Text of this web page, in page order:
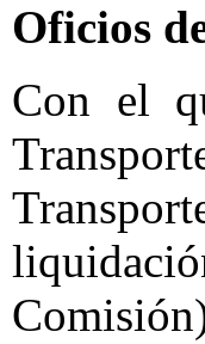
Oficios
Con el